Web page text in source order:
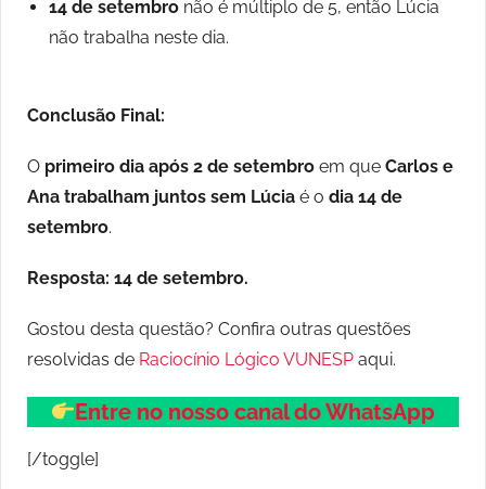
14 de setembro não é múltiplo de 5, então Lúcia
não trabalha neste dia.
Conclusão Final:
O primeiro dia após 2 de setembro em que Carlos e
Ana trabalham juntos sem Lúcia é o dia 14 de
setembro.
Resposta: 14 de setembro.
Gostou desta questão? Confira outras questões
resolvidas de Raciocínio Lógico VUNESP aqui.
Entre no nosso canal do WhatsApp
[/toggle]